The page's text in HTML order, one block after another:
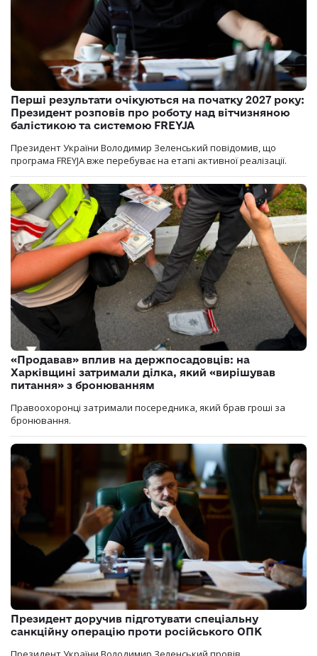
Перші результати очікуються на початку 2027 року:
Президент розповів про роботу над вітчизняною
балістикою та системою FREYJA
Президент України Володимир Зеленський повідомив, що
програма FREYJA вже перебуває на етапі активної реалізації.
«Продавав» вплив на держпосадовців: на
Харківщині затримали ділка, який «вирішував
питання» з бронюванням
Правоохоронці затримали посередника, який брав гроші за
бронювання.
Президент доручив підготувати спеціальну
санкційну операцію проти російського ОПК